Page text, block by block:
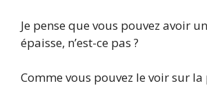
Je pense que vous pouvez avoir
épaisse, n’est-ce pas ?
Comme vous pouvez le voir sur